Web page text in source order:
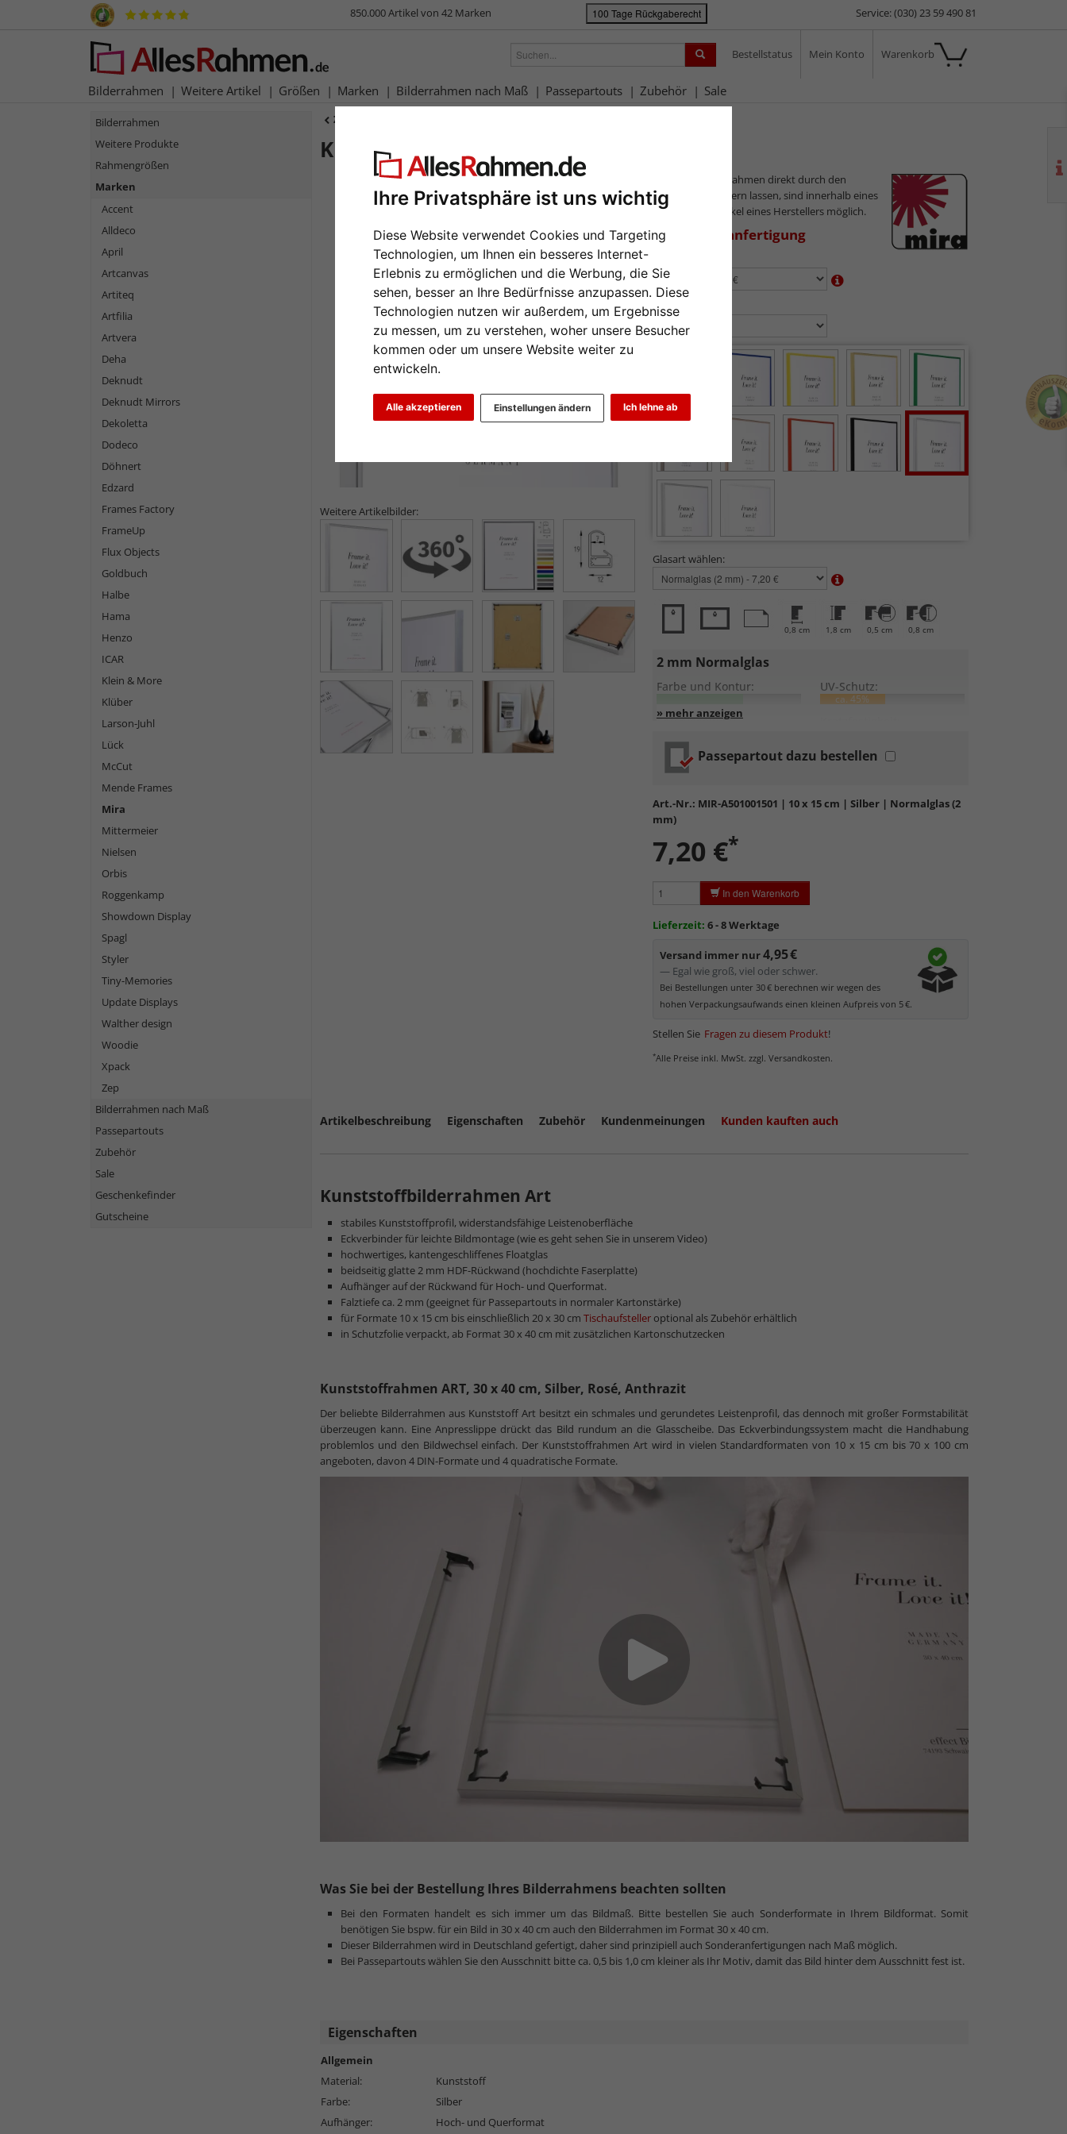
Ihre Privatsphäre ist uns wichtig
Diese Website verwendet Cookies und Targeting
Technologien, um Ihnen ein besseres Internet-
Erlebnis zu ermöglichen und die Werbung, die Sie
sehen, besser an Ihre Bedürfnisse anzupassen. Diese
Technologien nutzen wir außerdem, um Ergebnisse
zu messen, um zu verstehen, woher unsere Besucher
kommen oder um unsere Website weiter zu
entwickeln.
Alle akzeptieren Ich lehne ab
Einstellungen ändern
850.000 Artikel von 42 Marken 100 Tage Rückgaberecht Service: (030) 23 59 490 81
Bestellstatus Mein Konto Warenkorb
Bilderrahmen Weitere Artikel Größen Marken Bilderrahmen nach Maß Passepartouts Zubehör Sale
Zurück
Kunststoffrahmen ART
Weiter
Weitere Artikelbilder:
Da wir die Bilderrahmen direkt durch den
Hersteller ausliefern lassen, sind innerhalb eines
Auftrags nur Artikel eines Herstellers möglich.
zur Maßanfertigung
Farbe wählen:
Glasart wählen:
0,8 cm 1,8 cm 0,5 cm 0,8 cm
2 mm Normalglas
Farbe und Kontur: UV-Schutz:
ca. 45%
Entspiegelung:
Standardglasin hochwertiger Floatglas-Qualität.
Formstabil, preiswert, witterungs- und hitzebeständig
Reflektierende Oberfläche
Minimaler UV-Schutz von ca. 45%
Normalglas hat eine leichte Grünfärbung
Bereich der Weißtöne zu einem dezenten Grünschimmer
kommt. Für Bilder mit hellen Farben empfehlen wir Kunst- oder
Passepartout dazu bestellen
Art.-Nr.: MIR-A501001501 | 10 x 15 cm | Silber | Normalglas (2
mm)
7,20 €*
In den Warenkorb
Lieferzeit: 6 - 8 Werktage
Versand immer nur4,95 €
— Egal wie groß, viel oder schwer.
Bei Bestellungen unter 30 € berechnen wir wegen des
hohen Verpackungsaufwands einen kleinen Aufpreis von 5 €.
Stellen Sie Fragen zu diesem Produkt!
*Alle Preise inkl. MwSt. zzgl. Versandkosten.
Artikelbeschreibung Eigenschaften Zubehör Kundenmeinungen Kunden kauften auch
Kunststoffbilderrahmen Art
stabiles Kunststoffprofil, widerstandsfähige Leistenoberfläche
Eckverbinder für leichte Bildmontage (wie es geht sehen Sie in unserem Video)
hochwertiges, kantengeschliffenes Floatglas
beidseitig glatte 2 mm HDF-Rückwand (hochdichte Faserplatte)
Aufhänger auf der Rückwand für Hoch- und Querformat.
Falztiefe ca. 2 mm (geeignet für Passepartouts in normaler Kartonstärke)
für Formate 10 x 15 cm bis einschließlich 20 x 30 cm Tischaufsteller optional als Zubehör erhältlich
in Schutzfolie verpackt, ab Format 30 x 40 cm mit zusätzlichen Kartonschutzecken
Kunststoffrahmen ART, 30 x 40 cm, Silber, Rosé, Anthrazit
Der beliebte Bilderrahmen aus Kunststoff Art besitzt ein schmales und gerundetes Leistenprofil, das dennoch mit großer Formstabilität
überzeugen kann. Eine Anpresslippe drückt das Bild rundum an die Glasscheibe. Das Eckverbindungssystem macht die Handhabung
problemlos und den Bildwechsel einfach. Der Kunststoffrahmen Art wird in vielen Standardformaten von 10 x 15 cm bis 70 x 100 cm
angeboten, davon 4 DIN-Formate und 4 quadratische Formate.
Was Sie bei der Bestellung Ihres Bilderrahmens beachten sollten
Bei den Formaten handelt es sich immer um das Bildmaß. Bitte bestellen Sie auch Sonderformate in Ihrem Bildformat. Somit
benötigen Sie bspw. für ein Bild in 30 x 40 cm auch den Bilderrahmen im Format 30 x 40 cm.
Dieser Bilderrahmen wird in Deutschland gefertigt, daher sind prinzipiell auch Sonderanfertigungen nach Maß möglich.
Bei Passepartouts wählen Sie den Ausschnitt bitte ca. 0,5 bis 1,0 cm kleiner als Ihr Motiv, damit das Bild hinter dem Ausschnitt fest ist.
Eigenschaften
Allgemein
Material:
Kunststoff
Farbe:
Silber
Aufhänger:
Hoch- und Querformat
Bilderrahmen
Weitere Produkte
Rahmengrößen
Marken
Accent
Alldeco
April
Artcanvas
Artiteq
Artfilia
Artvera
Deha
Deknudt
Deknudt Mirrors
Dekoletta
Dodeco
Döhnert
Edzard
Frames Factory
FrameUp
Flux Objects
Goldbuch
Halbe
Hama
Henzo
ICAR
Klein & More
Klüber
Larson-Juhl
Lück
McCut
Mende Frames
Mira
Mittermeier
Nielsen
Orbis
Roggenkamp
Showdown Display
Spagl
Styler
Tiny-Memories
Update Displays
Walther design
Woodie
Xpack
Zep
Bilderrahmen nach Maß
Passepartouts
Zubehör
Sale
Geschenkefinder
Gutscheine